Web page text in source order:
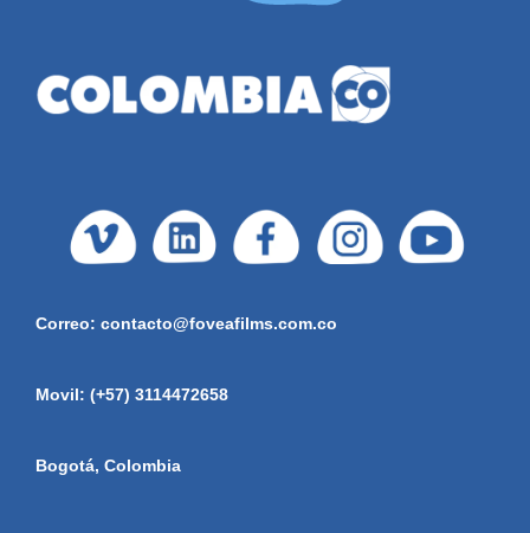
Correo: contacto@foveafilms.com.co
Movil: (+57) 3114472658
Bogotá, Colombia